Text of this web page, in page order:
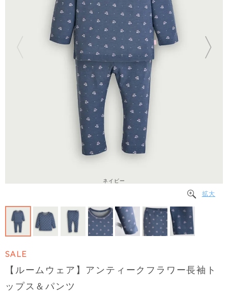
ネイビー
拡大
SALE
【ルームウェア】アンティークフラワー長袖ト
ップス＆パンツ